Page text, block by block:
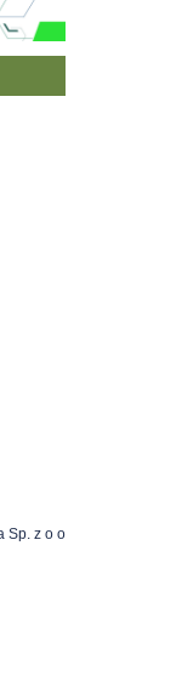
Sp. z o o